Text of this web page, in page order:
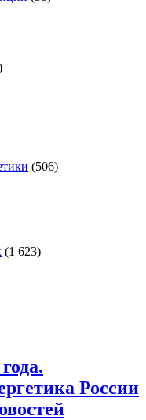
(506)
(1 623)
России